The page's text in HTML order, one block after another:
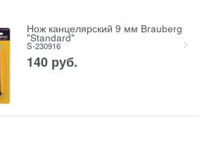
Нож канцелярский 9 мм Brauberg
"Standard"
S-230916
140 руб.